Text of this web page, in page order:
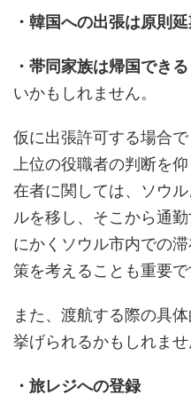
・韓国への出張は原則
・帯同家族は帰国でき
いかもしれません。
仮に出張許可する場合
上位の役職者の判断を
在者に関しては、ソウ
ルを移し、そこから通
にかくソウル市内での
策を考えることも重要で
また、渡航する際の具
挙げられるかもしれませ
・旅レジへの登録